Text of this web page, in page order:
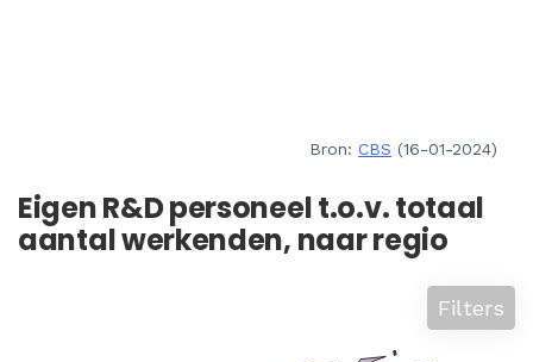
Bron: CBS (16-01-2024)
Eigen R&D personeel t.o.v. totaal
aantal werkenden, naar regio
Filters